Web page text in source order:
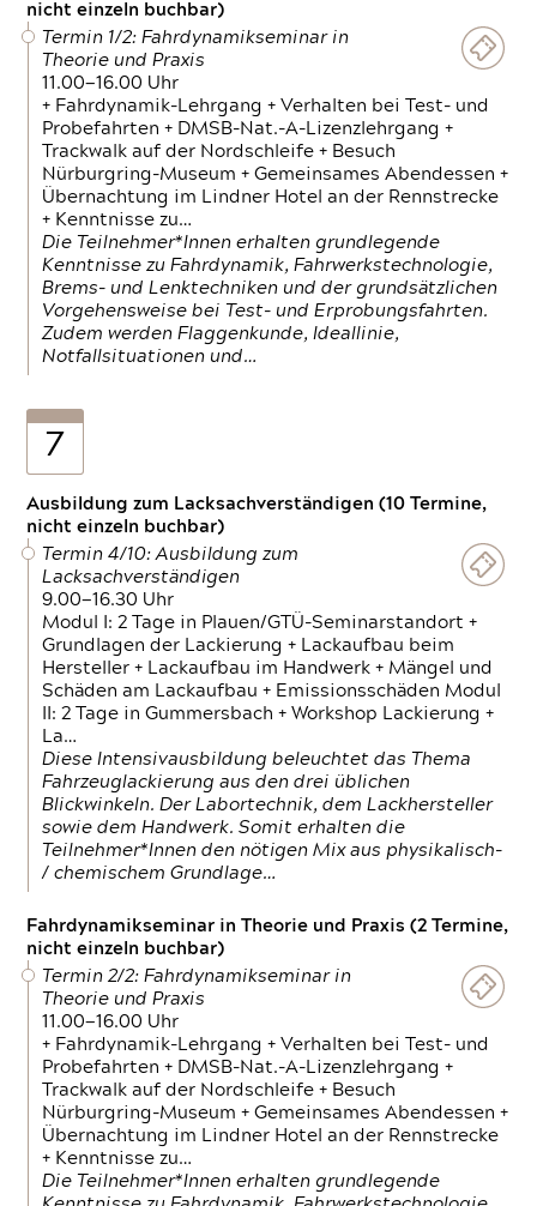
nicht einzeln buchbar)
Termin 1/2: Fahrdynamikseminar in
Theorie und Praxis
11.00—16.00 Uhr
+ Fahrdynamik-Lehrgang + Verhalten bei Test- und
Probefahrten + DMSB-Nat.-A-Lizenzlehrgang +
Trackwalk auf der Nordschleife + Besuch
Nürburgring-Museum + Gemeinsames Abendessen +
Übernachtung im Lindner Hotel an der Rennstrecke
+ Kenntnisse zu…
Die Teilnehmer*Innen erhalten grundlegende
Kenntnisse zu Fahrdynamik, Fahrwerkstechnologie,
Brems- und Lenktechniken und der grundsätzlichen
Vorgehensweise bei Test- und Erprobungsfahrten.
Zudem werden Flaggenkunde, Ideallinie,
Notfallsituationen und…
7
Ausbildung zum Lacksachverständigen (10 Termine,
nicht einzeln buchbar)
Termin 4/10: Ausbildung zum
Lacksachverständigen
9.00—16.30 Uhr
Modul I: 2 Tage in Plauen/GTÜ-Seminarstandort +
Grundlagen der Lackierung + Lackaufbau beim
Hersteller + Lackaufbau im Handwerk + Mängel und
Schäden am Lackaufbau + Emissionsschäden Modul
II: 2 Tage in Gummersbach + Workshop Lackierung +
La…
Diese Intensivausbildung beleuchtet das Thema
Fahrzeuglackierung aus den drei üblichen
Blickwinkeln. Der Labortechnik, dem Lackhersteller
sowie dem Handwerk. Somit erhalten die
Teilnehmer*Innen den nötigen Mix aus physikalisch-
/ chemischem Grundlage…
Fahrdynamikseminar in Theorie und Praxis (2 Termine,
nicht einzeln buchbar)
Termin 2/2: Fahrdynamikseminar in
Theorie und Praxis
11.00—16.00 Uhr
+ Fahrdynamik-Lehrgang + Verhalten bei Test- und
Probefahrten + DMSB-Nat.-A-Lizenzlehrgang +
Trackwalk auf der Nordschleife + Besuch
Nürburgring-Museum + Gemeinsames Abendessen +
Übernachtung im Lindner Hotel an der Rennstrecke
+ Kenntnisse zu…
Die Teilnehmer*Innen erhalten grundlegende